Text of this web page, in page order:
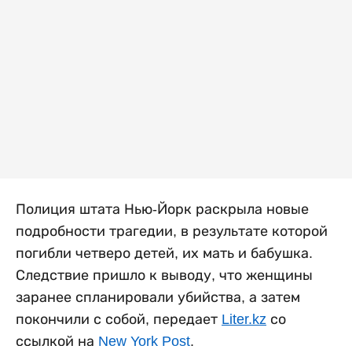
Полиция штата Нью-Йорк раскрыла новые
подробности трагедии, в результате которой
погибли четверо детей, их мать и бабушка.
Следствие пришло к выводу, что женщины
заранее спланировали убийства, а затем
покончили с собой, передает Liter.kz со
ссылкой на New York Post.